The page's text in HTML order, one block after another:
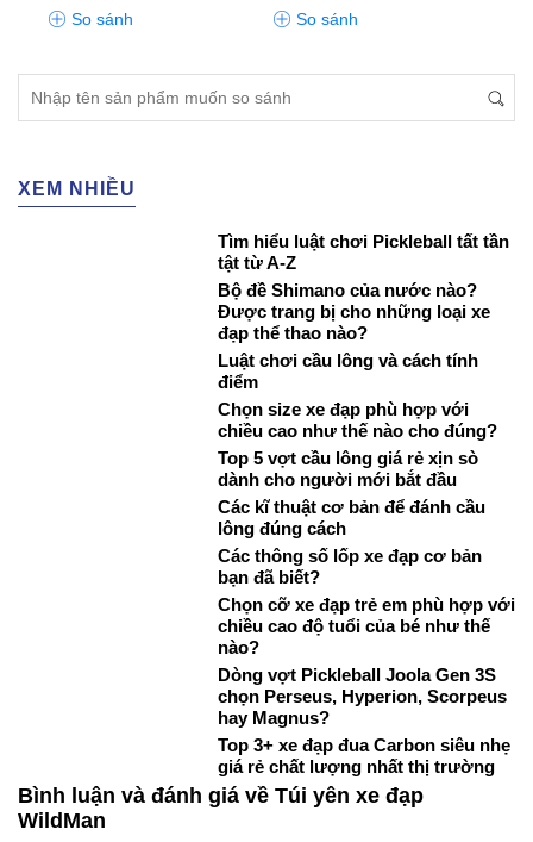
So sánh So sánh
XEM NHIỀU
Tìm hiểu luật chơi Pickleball tất tần
tật từ A-Z
Bộ đề Shimano của nước nào?
Được trang bị cho những loại xe
đạp thể thao nào?
Luật chơi cầu lông và cách tính
điểm
Chọn size xe đạp phù hợp với
chiều cao như thế nào cho đúng?
Top 5 vợt cầu lông giá rẻ xịn sò
dành cho người mới bắt đầu
Các kĩ thuật cơ bản để đánh cầu
lông đúng cách
Các thông số lốp xe đạp cơ bản
bạn đã biết?
Chọn cỡ xe đạp trẻ em phù hợp với
chiều cao độ tuổi của bé như thế
nào?
Dòng vợt Pickleball Joola Gen 3S
chọn Perseus, Hyperion, Scorpeus
hay Magnus?
Top 3+ xe đạp đua Carbon siêu nhẹ
giá rẻ chất lượng nhất thị trường
Bình luận và đánh giá về Túi yên xe đạp
WildMan